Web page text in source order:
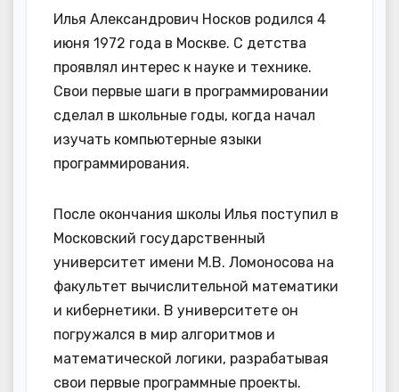
Илья Александрович Носков родился 4
июня 1972 года в Москве. С детства
проявлял интерес к науке и технике.
Свои первые шаги в программировании
сделал в школьные годы, когда начал
изучать компьютерные языки
программирования.
После окончания школы Илья поступил в
Московский государственный
университет имени М.В. Ломоносова на
факультет вычислительной математики
и кибернетики. В университете он
погружался в мир алгоритмов и
математической логики, разрабатывая
свои первые программные проекты.